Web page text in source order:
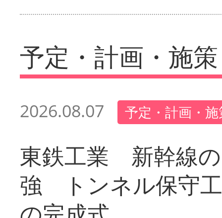
予定・計画・施策
2026.08.07 予定・計画・
東鉄工業 新幹線
強 トンネル保守